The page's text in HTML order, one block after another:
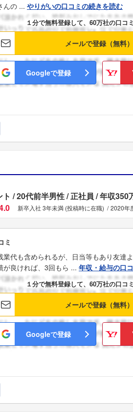
んの ... やりがいの口コミの続きを読む
１分で無料登録して、60万社の口コ
メールで登録（無料）
Googleで登録
20代前半男性 正社員 年収350
新卒入社 3年未満 (投稿時に在職) 2020年
ミ
代も含められるが、日当等もあり友達よ
が良ければ、3回もら ... 年収・給与の口
１分で無料登録して、60万社の口コ
メールで登録（無料）
Googleで登録